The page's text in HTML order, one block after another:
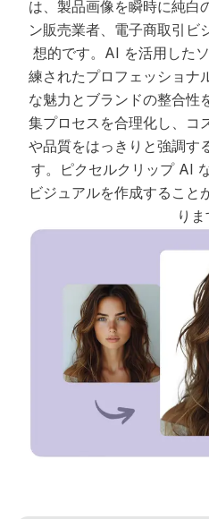
は、製品画像を瞬時に純白
ン販売業者、電子商取引ビ
想的です。AI を活用した
練されたプロフェッショナ
な魅力とブランドの整合性
集プロセスを合理化し、コ
や品質をはっきりと強調す
す。ピクセルクリップ AI
ビジュアルを作成すること
りま